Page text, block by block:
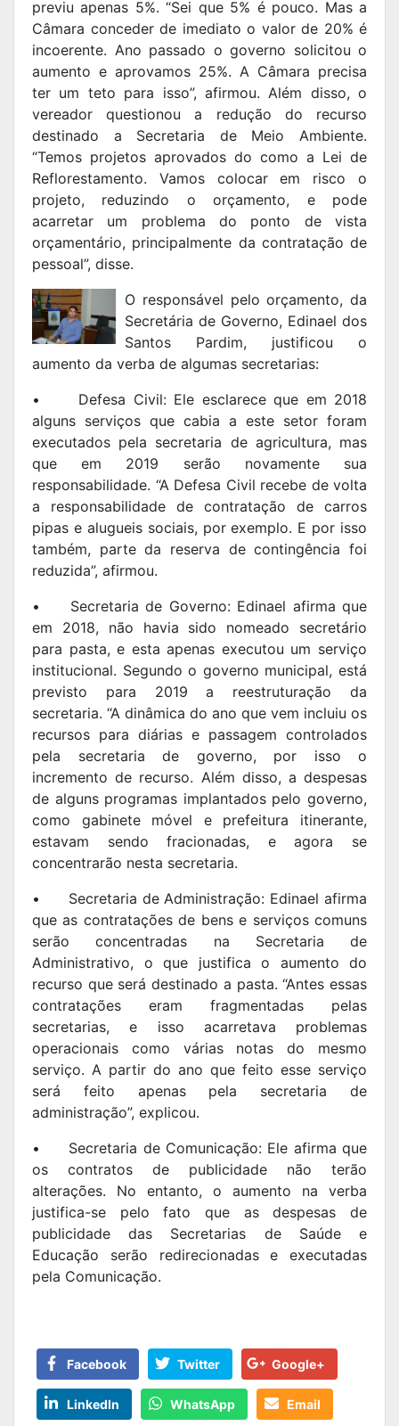
previu apenas 5%. “Sei que 5% é pouco. Mas a
Câmara conceder de imediato o valor de 20% é
incoerente. Ano passado o governo solicitou o
aumento e aprovamos 25%. A Câmara precisa
ter um teto para isso”, afirmou. Além disso, o
vereador questionou a redução do recurso
destinado a Secretaria de Meio Ambiente.
“Temos projetos aprovados do como a Lei de
Reflorestamento. Vamos colocar em risco o
projeto, reduzindo o orçamento, e pode
acarretar um problema do ponto de vista
orçamentário, principalmente da contratação de
pessoal”, disse.
O responsável pelo orçamento, da
Secretária de Governo, Edinael dos
Santos Pardim, justificou o
aumento da verba de algumas secretarias:
•
Defesa Civil: Ele esclarece que em 2018
alguns serviços que cabia a este setor foram
executados pela secretaria de agricultura, mas
que em 2019 serão novamente sua
responsabilidade. “A Defesa Civil recebe de volta
a responsabilidade de contratação de carros
pipas e alugueis sociais, por exemplo. E por isso
também, parte da reserva de contingência foi
reduzida”, afirmou.
•
Secretaria de Governo: Edinael afirma que
em 2018, não havia sido nomeado secretário
para pasta, e esta apenas executou um serviço
institucional. Segundo o governo municipal, está
previsto para 2019 a reestruturação da
secretaria. “A dinâmica do ano que vem incluiu os
recursos para diárias e passagem controlados
pela secretaria de governo, por isso o
incremento de recurso. Além disso, a despesas
de alguns programas implantados pelo governo,
como gabinete móvel e prefeitura itinerante,
estavam sendo fracionadas, e agora se
concentrarão nesta secretaria.
•
Secretaria de Administração: Edinael afirma
que as contratações de bens e serviços comuns
serão concentradas na Secretaria de
Administrativo, o que justifica o aumento do
recurso que será destinado a pasta. “Antes essas
contratações eram fragmentadas pelas
secretarias, e isso acarretava problemas
operacionais como várias notas do mesmo
serviço. A partir do ano que feito esse serviço
será feito apenas pela secretaria de
administração”, explicou.
•
Secretaria de Comunicação: Ele afirma que
os contratos de publicidade não terão
alterações. No entanto, o aumento na verba
justifica-se pelo fato que as despesas de
publicidade das Secretarias de Saúde e
Educação serão redirecionadas e executadas
pela Comunicação.
Facebook Twitter Google+
LinkedIn WhatsApp Email